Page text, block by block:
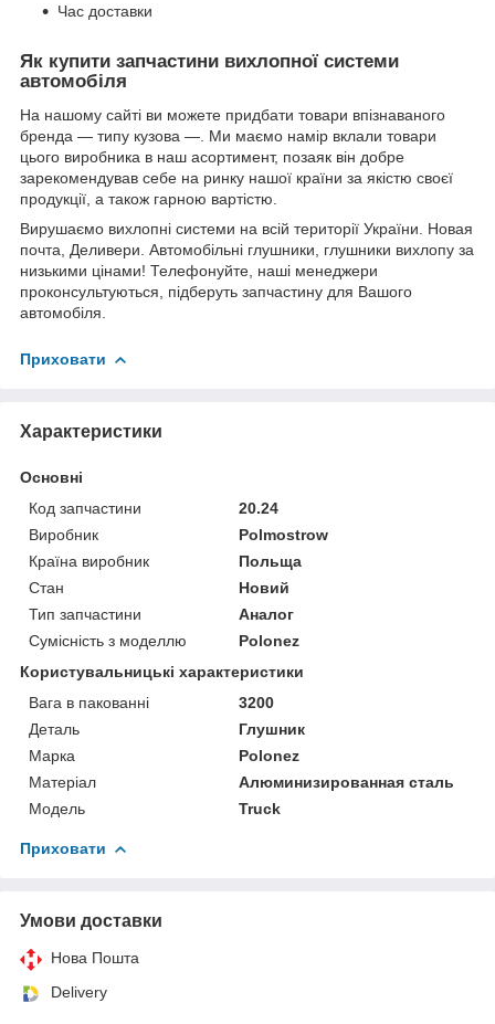
Час доставки
Як купити запчастини вихлопної системи
автомобіля
На нашому сайті ви можете придбати товари впізнаваного
бренда — типу кузова —. Ми маємо намір вклали товари
цього виробника в наш асортимент, позаяк він добре
зарекомендував себе на ринку нашої країни за якістю своєї
продукції, а також гарною вартістю.
Вирушаємо вихлопні системи на всій території України. Новая
почта, Деливери. Автомобільні глушники, глушники вихлопу за
низькими цінами! Телефонуйте, наші менеджери
проконсультуються, підберуть запчастину для Вашого
автомобіля.
Приховати
Характеристики
Основні
Код запчастини
20.24
Виробник
Polmostrow
Країна виробник
Польща
Стан
Новий
Тип запчастини
Аналог
Сумісність з моделлю
Polonez
Користувальницькі характеристики
Вага в пакованні
3200
Деталь
Глушник
Марка
Polonez
Матеріал
Алюминизированная сталь
Мoдель
Truck
Приховати
Умови доставки
Нова Пошта
Delivery